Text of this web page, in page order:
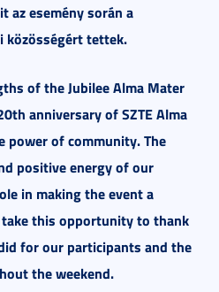
az esemény során a
közösségért tettek.
of the Jubilee Alma Mater
anniversary of SZTE Alma
power of community. The
positive energy of our
in making the event a
this opportunity to thank
for our participants and the
the weekend.